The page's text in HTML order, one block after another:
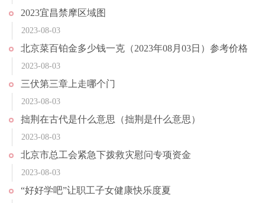
2023宜昌禁摩区域图
2023-08-03
北京菜百铂金多少钱一克（2023年08月03日）参考价格
2023-08-03
三伏第三章上走哪个门
2023-08-03
拙荆在古代是什么意思（拙荆是什么意思）
2023-08-03
北京市总工会紧急下拨救灾慰问专项资金
2023-08-03
“好好学吧”让职工子女健康快乐度夏